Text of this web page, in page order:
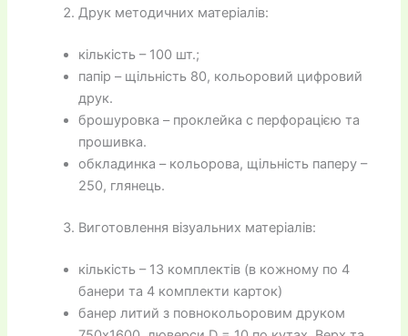
Друк методичних матеріалів:
кількість – 100 шт.;
папір – щільність 80, кольоровий цифровий
друк.
брошуровка – проклейка с перфорацією та
прошивка.
обкладинка – кольорова, щільність паперу –
250, глянець.
Виготовлення візуальних матеріалів:
кількість – 13 комплектів (в кожному по 4
банери та 4 комплекти карток)
банер литий з повнокольоровим друком